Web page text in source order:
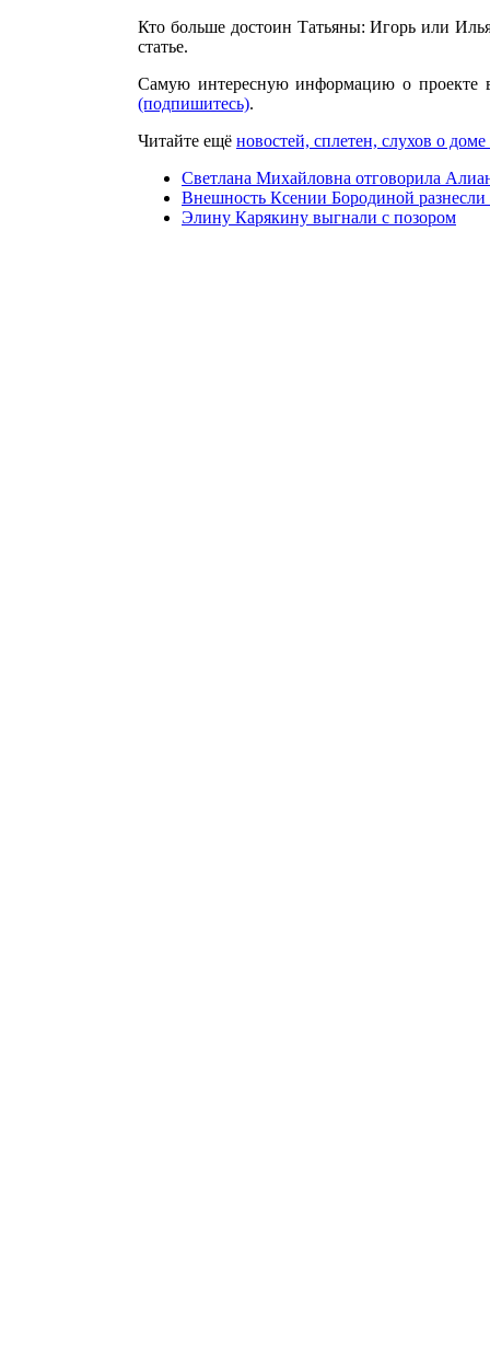
Кто больше достоин Татьяны: Игорь или
статье.
Самую интересную информацию о проекте
(подпишитесь).
Читайте ещё новостей, сплетен, слухов о доме
Светлана Михайловна отговорила
Внешность Ксении Бородиной
Элину Карякину выгнали с позором